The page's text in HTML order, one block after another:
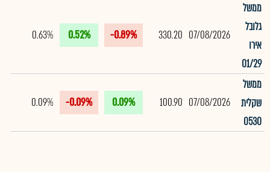
ממשל
גלובל
אירו
01/29
07/08/2026
330.20
-0.89%
0.52%
0.63%
ממשל
שקלית
0530
07/08/2026
100.90
0.09%
-0.09%
0.09%